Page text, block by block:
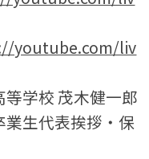
youtube.com/liv
校 茂木健一郎
生代表挨拶・保